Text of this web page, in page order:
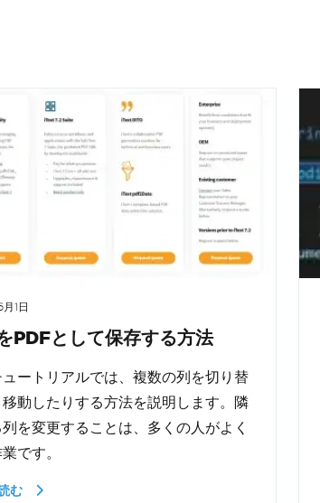
1日
PDFとして保存する方法
ュートリアルでは、複数の列を切り替
移動したりする方法を説明します。隣
を変更することは、多くの人がよく
です。
む